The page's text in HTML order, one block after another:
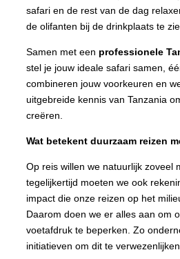
safari en de rest van de dag
de olifanten bij de drinkplaats te
Samen met een professionele
stel je jouw ideale safari samen,
combineren jouw voorkeuren en
uitgebreide kennis van Tanzania
creëren.
Wat betekent duurzaam reizen
Op reis willen we natuurlijk zoveel
tegelijkertijd moeten we ook
impact die onze reizen op het
Daarom doen we er alles aan om
voetafdruk te beperken. Zo
initiatieven om dit te